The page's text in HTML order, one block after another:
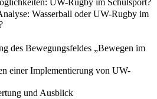
UW-Rugby im Schulsport?
Wasserball oder UW-Rugby im
des Bewegungsfeldes „Bewegen im
einer Implementierung von UW-
und Ausblick